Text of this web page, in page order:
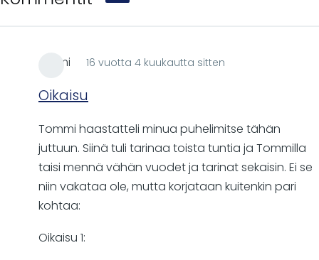
Atomi 16 vuotta 4 kuukautta sitten
Oikaisu
Tommi haastatteli minua puhelimitse tähän
juttuun. Siinä tuli tarinaa toista tuntia ja Tommilla
taisi mennä vähän vuodet ja tarinat sekaisin. Ei se
niin vakataa ole, mutta korjataan kuitenkin pari
kohtaa:
Oikaisu 1: